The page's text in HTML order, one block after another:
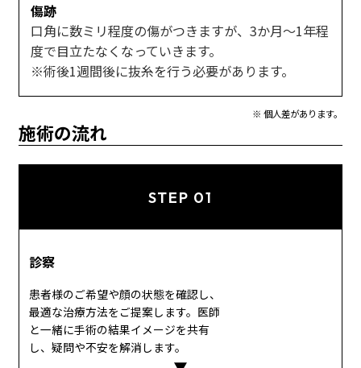
傷跡
口角に数ミリ程度の傷がつきますが、3か月～1年程
度で目立たなくなっていきます。
※術後1週間後に抜糸を行う必要があります。
※ 個人差があります。
施術の流れ
STEP 01
診察
患者様のご希望や顔の状態を確認し、
最適な治療方法をご提案します。医師
と一緒に手術の結果イメージを共有
し、疑問や不安を解消します。